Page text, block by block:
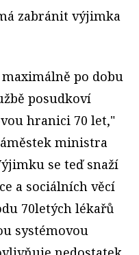
zabránit výjimka
po dobu
posudkoví
hranici 70 let,"
ministra
se teď snaží
a sociálních věcí
70letých lékařů
systémovou